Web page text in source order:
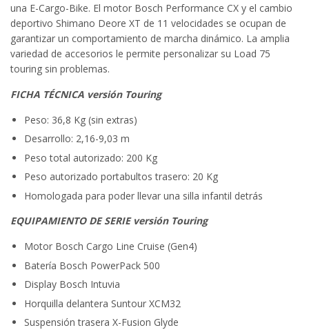
una E-Cargo-Bike. El motor Bosch Performance CX y el cambio
deportivo Shimano Deore XT de 11 velocidades se ocupan de
garantizar un comportamiento de marcha dinámico. La amplia
variedad de accesorios le permite personalizar su Load 75
touring sin problemas.
FICHA TÉCNICA versión Touring
Peso: 36,8 Kg (sin extras)
Desarrollo: 2,16-9,03 m
Peso total autorizado: 200 Kg
Peso autorizado portabultos trasero: 20 Kg
Homologada para poder llevar una silla infantil detrás
EQUIPAMIENTO DE SERIE versión Touring
Motor Bosch Cargo Line Cruise (Gen4)
Batería Bosch PowerPack 500
Display Bosch Intuvia
Horquilla delantera Suntour XCM32
Suspensión trasera X-Fusion Glyde